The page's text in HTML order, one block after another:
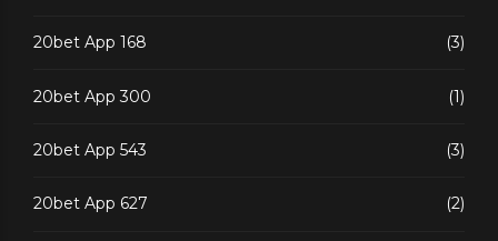
20bet App 168 (3)
20bet App 300 (1)
20bet App 543 (3)
20bet App 627 (2)